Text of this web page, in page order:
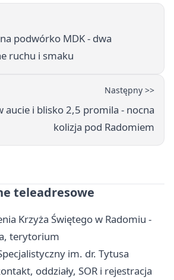
podwórko MDK - dwa
ruchu i smaku
Następny >>
aucie i blisko 2,5 promila - nocna
kolizja pod Radomiem
teleadresowe
Krzyża Świętego w Radomiu -
terytorium
im. dr. Tytusa
oddziały, SOR i rejestracja